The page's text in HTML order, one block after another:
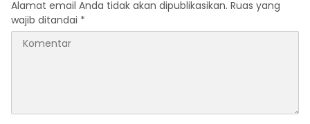
Alamat email Anda tidak akan dipublikasikan. Ruas yang
wajib ditandai *